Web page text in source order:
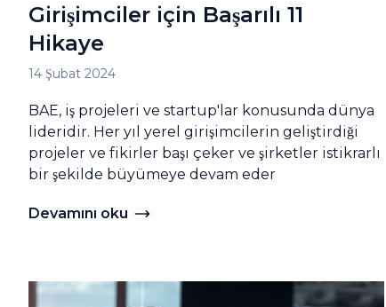
Girişimciler için Başarılı 11
Hikaye
14 Şubat 2024
BAE, iş projeleri ve startup'lar konusunda dünya
lideridir. Her yıl yerel girişimcilerin geliştirdiği
projeler ve fikirler başı çeker ve şirketler istikrarlı
bir şekilde büyümeye devam eder
Devamını oku BAE'deki Start-Up'lar: Girişimciler
Devamını oku